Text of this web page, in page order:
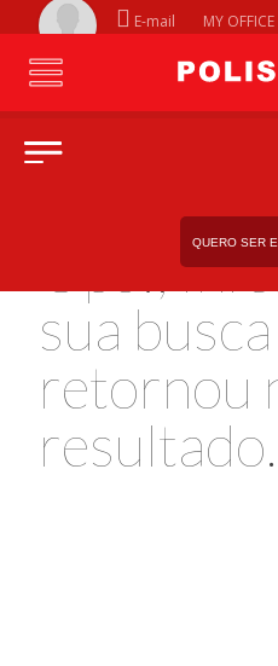
E-mail MY OFFICE
QUERO SER
Ops!,
sua
retornou